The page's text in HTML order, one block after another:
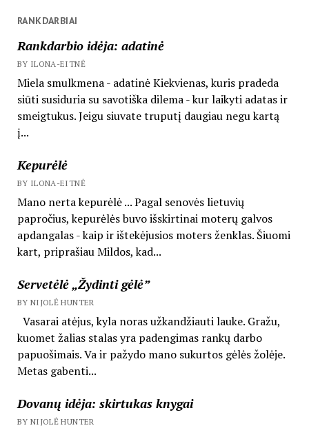
RANKDARBIAI
Rankdarbio idėja: adatinė
BY ILONA-EITNĖ
Miela smulkmena - adatinė Kiekvienas, kuris pradeda
siūti susiduria su savotiška dilema - kur laikyti adatas ir
smeigtukus. Jeigu siuvate truputį daugiau negu kartą
į...
Kepurėlė
BY ILONA-EITNĖ
Mano nerta kepurėlė ... Pagal senovės lietuvių
papročius, kepurėlės buvo išskirtinai moterų galvos
apdangalas - kaip ir ištekėjusios moters ženklas. Šiuomi
kart, priprašiau Mildos, kad...
Servetėlė „Žydinti gėlė”
BY NIJOLĖ HUNTER
Vasarai atėjus, kyla noras užkandžiauti lauke. Gražu,
kuomet žalias stalas yra padengimas rankų darbo
papuošimais. Va ir pažydo mano sukurtos gėlės žolėje.
Metas gabenti...
Dovanų idėja: skirtukas knygai
BY NIJOLĖ HUNTER